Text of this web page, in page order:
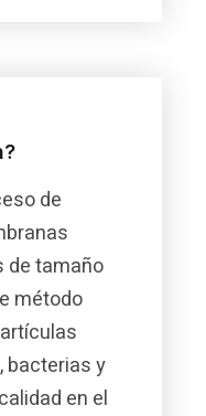
de
de tamaño
método
bacterias y
en el